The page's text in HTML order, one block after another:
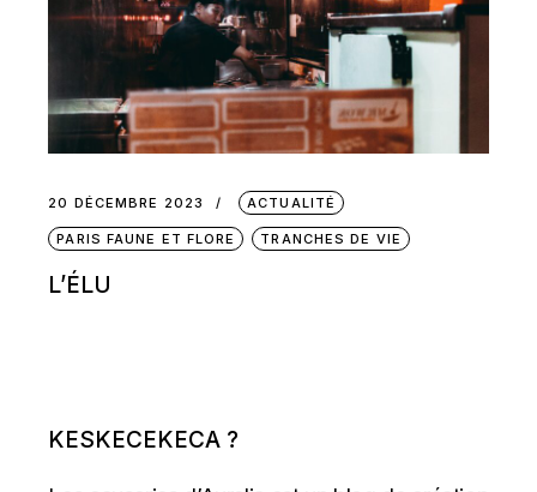
20 DÉCEMBRE 2023 ACTUALITÉ
PARIS FAUNE ET FLORE TRANCHES DE VIE
L’ÉLU
KESKECEKECA ?